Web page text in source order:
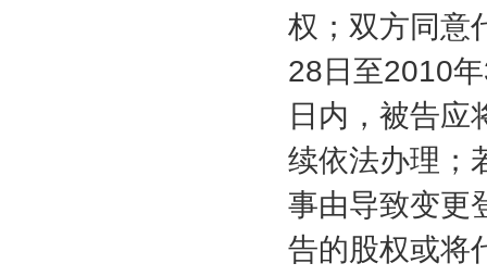
权；双方同意
28 日至2010年
日内，被告应
续依法办理；
事由导致变更
告的股权或将